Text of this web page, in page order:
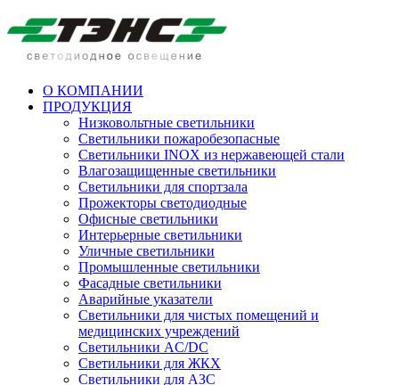
О КОМПАНИИ
ПРОДУКЦИЯ
Низковольтные светильники
Cветильники пожаробезопасные
Светильники INOX из нержавеющей стали
Влагозащищенные светильники
Светильники для спортзала
Прожекторы светодиодные
Офисные светильники
Интерьерные светильники
Уличные светильники
Промышленные светильники
Фасадные светильники
Аварийные указатели
Светильники для чистых помещений и
медицинских учреждений
Светильники AC/DC
Светильники для ЖКХ
Светильники для АЗС